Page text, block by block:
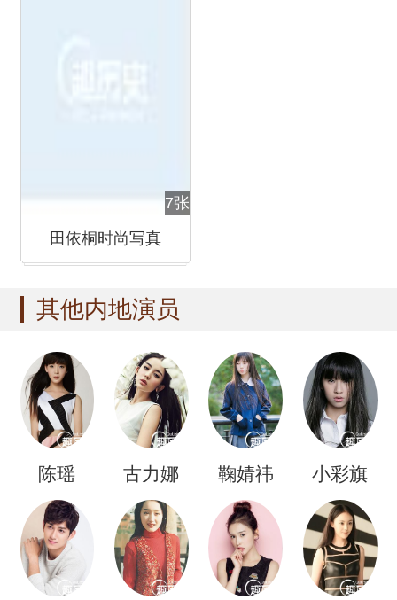
7张
田依桐时尚写真
其他内地演员
陈瑶 古力娜
扎
鞠婧祎 小彩旗